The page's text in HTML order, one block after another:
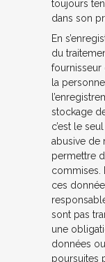
toujours
dans son
En
du
fournisseur
la
stockage
c’est le
abusive de
permettre
commises.
ces
sont pas
une
données
poursuites